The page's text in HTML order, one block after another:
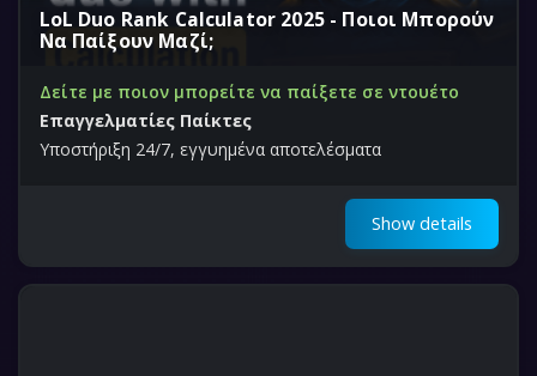
LoL Duo Rank Calculator 2025 - Ποιοι Μπορούν
Να Παίξουν Μαζί;
Δείτε με ποιον μπορείτε να παίξετε σε ντουέτο
Επαγγελματίες Παίκτες
Υποστήριξη 24/7, εγγυημένα αποτελέσματα
Show details